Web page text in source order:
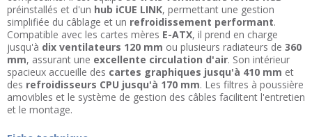
préinstallés et d'un hub iCUE LINK, permettant une gestion
simplifiée du câblage et un refroidissement performant.
Compatible avec les cartes mères E-ATX, il prend en charge
jusqu'à dix ventilateurs 120 mm ou plusieurs radiateurs de 360
mm, assurant une excellente circulation d'air. Son intérieur
spacieux accueille des cartes graphiques jusqu'à 410 mm et
des refroidisseurs CPU jusqu'à 170 mm. Les filtres à poussière
amovibles et le système de gestion des câbles facilitent l'entretien
et le montage.